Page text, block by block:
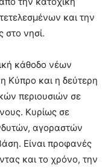
και την
στο νησί.
κάθοδο νέων
Κύπρο και η δεύτερη
περιουσιών σε
Κυρίως σε
αγοραστών
Είναι προφανές
και το χρόνο, την